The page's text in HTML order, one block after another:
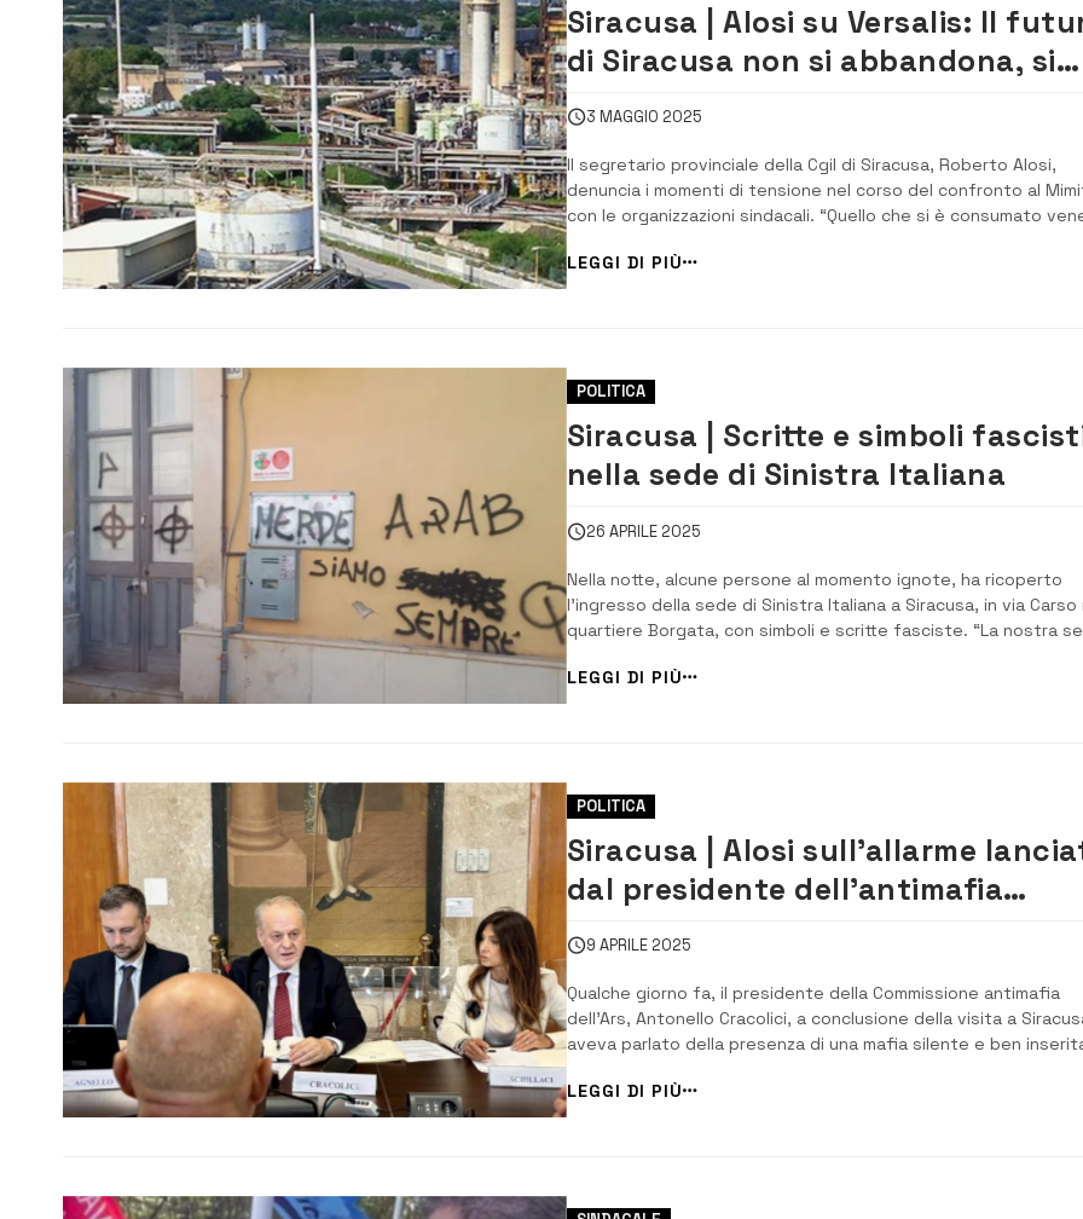
Siracusa | Alosi su Versalis: Il
di Siracusa non si abbandona, si
costruisce
3 MAGGIO 2025
Il segretario provinciale della Cgil di Siracusa, Roberto Alosi,
denuncia i momenti di tensione nel corso del confronto al
con le organizzazioni sindacali. “Quello che si è consumato
al MIMIT, dove eravamo presenti, non è solo uno sgarbo
istituzionale: è l’emblema di un governo che volta le spalle ai
territori industriali d...
LEGGI DI PIÙ
POLITICA
Siracusa | Scritte e simboli
nella sede di Sinistra Italiana
26 APRILE 2025
Nella notte, alcune persone al momento ignote, ha ricoperto
l’ingresso della sede di Sinistra Italiana a Siracusa, in via Carso
quartiere Borgata, con simboli e scritte fasciste. “La nostra
che accade.Questa volta è chiaramente una ritorsione di
fascista alla man...
LEGGI DI PIÙ
POLITICA
Siracusa | Alosi sull’allarme
dal presidente dell’antimafia
regionale
9 APRILE 2025
Qualche giorno fa, il presidente della Commissione antimafia
dell’Ars, Antonello Cracolici, a conclusione della visita a
aveva parlato della presenza di una mafia silente e ben
aveva anche parlato di una mafia che non impaurisce e non
suscita la reazione pubb...
LEGGI DI PIÙ